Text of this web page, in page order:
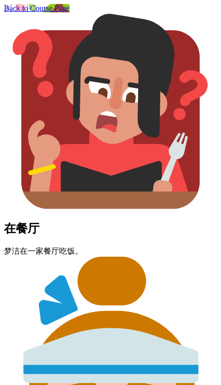
Back to Course Page
在餐厅
梦洁​在​一家​餐厅​吃饭。